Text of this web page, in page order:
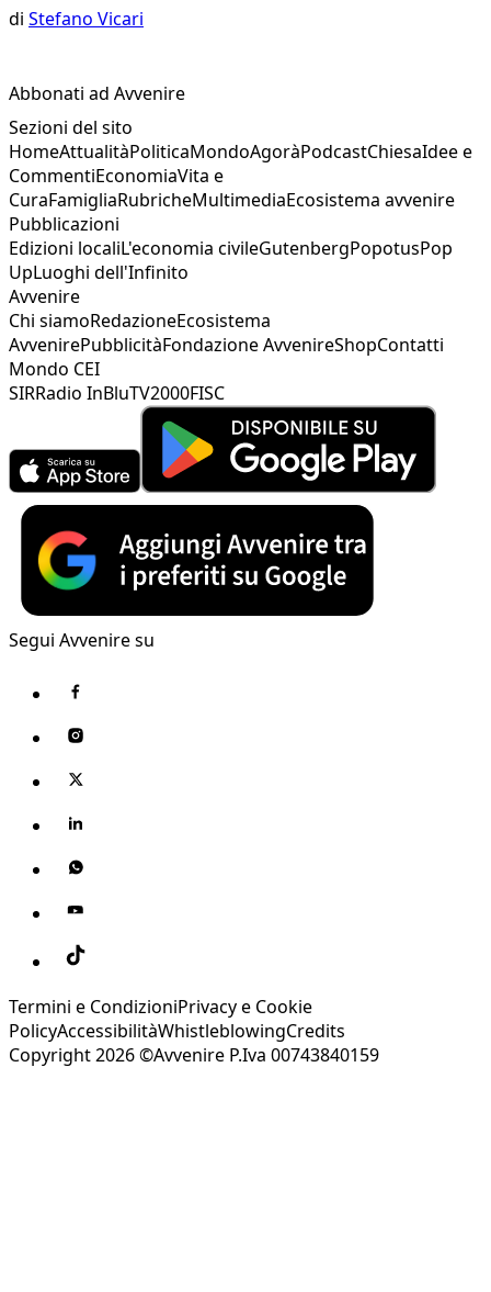
di Stefano Vicari
Abbonati ad Avvenire
Sezioni del sito
HomeAttualitàPoliticaMondoAgoràPodcastChiesaIdee e
CommentiEconomiaVita e
CuraFamigliaRubricheMultimediaEcosistema avvenire
Pubblicazioni
Edizioni localiL'economia civileGutenbergPopotusPop
UpLuoghi dell'Infinito
Avvenire
Chi siamoRedazioneEcosistema
AvvenirePubblicitàFondazione AvvenireShopContatti
Mondo CEI
SIRRadio InBluTV2000FISC
Segui Avvenire su
Termini e CondizioniPrivacy e Cookie
PolicyAccessibilitàWhistleblowingCredits
Copyright 2026 ©Avvenire P.Iva 00743840159